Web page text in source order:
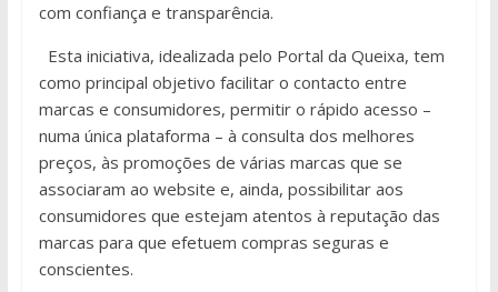
com confiança e transparência.
Esta iniciativa, idealizada pelo Portal da Queixa, tem
como principal objetivo facilitar o contacto entre
marcas e consumidores, permitir o rápido acesso –
numa única plataforma – à consulta dos melhores
preços, às promoções de várias marcas que se
associaram ao website e, ainda, possibilitar aos
consumidores que estejam atentos à reputação das
marcas para que efetuem compras seguras e
conscientes.